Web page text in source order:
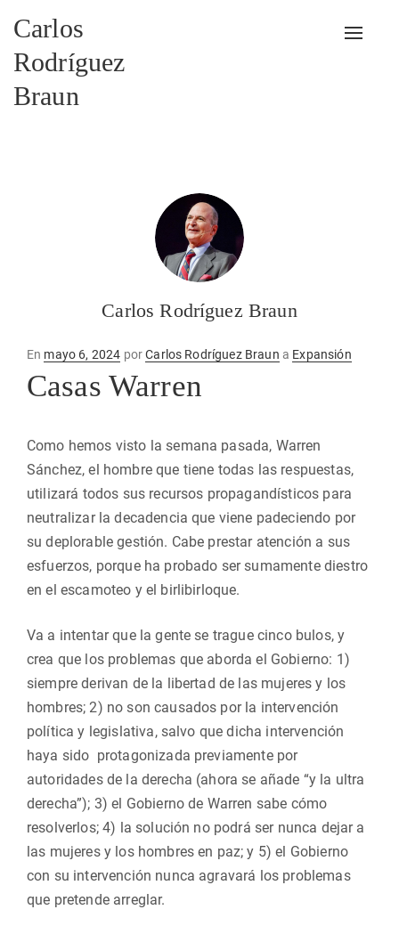
Carlos
Rodríguez
Braun
Carlos Rodríguez Braun
En Publicado
en
mayo 6, 2024 porCarlos Rodríguez Braun a Expansión
Casas Warren
Como hemos visto la semana pasada, Warren
Sánchez, el hombre que tiene todas las respuestas,
utilizará todos sus recursos propagandísticos para
neutralizar la decadencia que viene padeciendo por
su deplorable gestión. Cabe prestar atención a sus
esfuerzos, porque ha probado ser sumamente diestro
en el escamoteo y el birlibirloque.
Va a intentar que la gente se trague cinco bulos, y
crea que los problemas que aborda el Gobierno: 1)
siempre derivan de la libertad de las mujeres y los
hombres; 2) no son causados por la intervención
política y legislativa, salvo que dicha intervención
haya sido protagonizada previamente por
autoridades de la derecha (ahora se añade “y la ultra
derecha”); 3) el Gobierno de Warren sabe cómo
resolverlos; 4) la solución no podrá ser nunca dejar a
las mujeres y los hombres en paz; y 5) el Gobierno
con su intervención nunca agravará los problemas
que pretende arreglar.